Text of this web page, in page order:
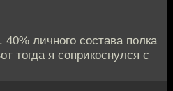
личного состава полка
тогда я соприкоснулся с